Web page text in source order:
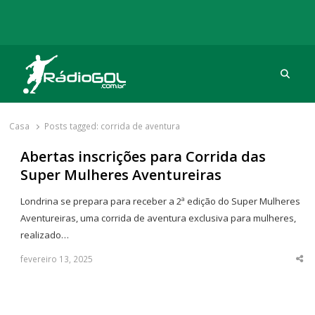
Rádio Gol
Há mais de 20 anos com as melhores coberturas
Casa Posts tagged: corrida de aventura
Abertas inscrições para Corrida das
Super Mulheres Aventureiras
Londrina se prepara para receber a 2ª edição do Super Mulheres
Aventureiras, uma corrida de aventura exclusiva para mulheres,
realizado…
fevereiro 13, 2025